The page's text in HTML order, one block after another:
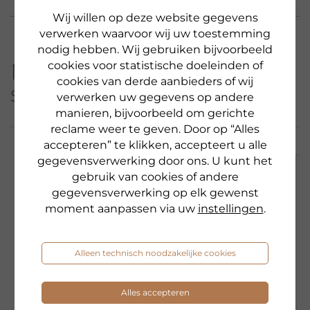
Wij willen op deze website gegevens
verwerken waarvoor wij uw toestemming
nodig hebben. Wij gebruiken bijvoorbeeld
cookies voor statistische doeleinden of
cookies van derde aanbieders of wij
verwerken uw gegevens op andere
manieren, bijvoorbeeld om gerichte
reclame weer te geven. Door op “Alles
accepteren” te klikken, accepteert u alle
gegevensverwerking door ons. U kunt het
gebruik van cookies of andere
gegevensverwerking op elk gewenst
moment aanpassen via uw instellingen.
Alleen technisch noodzakelijke cookies
Alles accepteren
Meer producten uit deze
serie
ACTIE & LIMITED